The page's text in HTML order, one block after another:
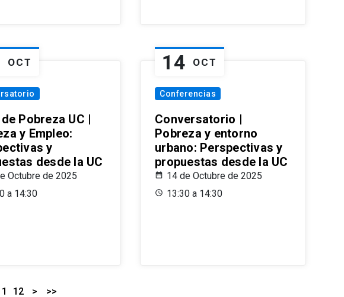
OCT
Pobreza UC |
y Empleo:
y
desde la UC
Octubre de 2025
a 14:30
14 OCT
Conferencias
Conversatorio |
Pobreza y entorno
urbano: Perspectivas y
propuestas desde la UC
14 de Octubre de 2025
13:30 a 14:30
12 > >>